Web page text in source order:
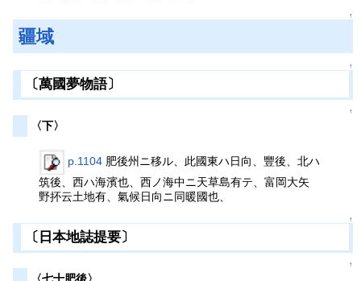
↑
疆域
↑
〔萬國夢物語〕
↑
〈下〉
p.1104 肥後州ニ移ル、此國東ハ日向、豐後、北ハ
筑後、西ハ海濱也、西ノ海中ニ天草島有テ、富岡大矢
野抔云土地有、氣候日向ニ同暖國也、
↑
〔日本地誌提要〕
↑